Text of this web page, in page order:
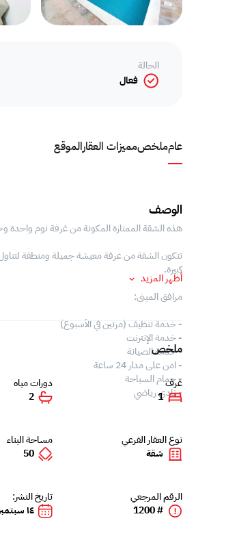
عامملخصمميزات العقارالموقع
الحالة
فعال
الوصف
هذه الشقة الممتازة المكونة من غرفة نوم واحدة
تتكون الشقة من غرفة معيشة جميلة ومنطقة
كبيرة.
مرافق المبنى:
- خدمة تنظيف (مرتين في الأسبوع)
- خدمة الإنترنت
- خدمة الصيانة
- امن على مدار 24 ساعة
- حمام السباحة
- نادي رياضي
أظهر المزيد
ملخص
غرف
1
دورات مياه
2
نوع العقار الفرعي
شقة
مساحة البناء
50
الرقم المرجعي
# 1200
تاريخ النشر:
١٤ سبتمبر ٢٠٢٣